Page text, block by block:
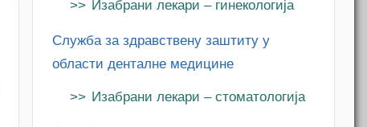
Изабрани лекари – гинекологија
Служба за здравствену заштиту у
области денталне медицине
Изабрани лекари – стоматологија